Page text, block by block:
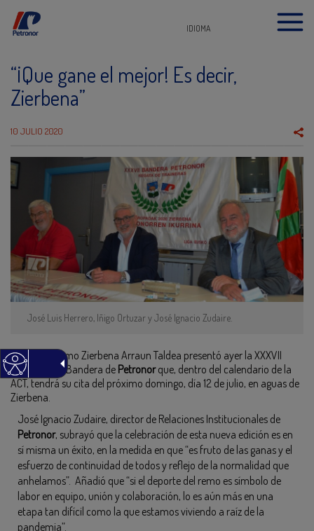
IDIOMA
“¡Que gane el mejor! Es decir,
Zierbena”
10 JULIO 2020
José Luis Herrero, Iñigo Ortuzar y José Ignacio Zudaire.
El Club de Remo Zierbena Arraun Taldea presentó ayer la XXXVII
edición de la Bandera de Petronorque, dentro del calendario de la
ACT, tendrá su cita del próximo domingo, día 12 de julio, en aguas de
Zierbena.
José Ignacio Zudaire, director de Relaciones Institucionales de
Petronor, subrayó que la celebración de esta nueva edición es en
sí misma un éxito, en la medida en que “es fruto de las ganas y el
esfuerzo de continuidad de todos y reflejo de la normalidad que
anhelamos”. Añadió que “si el deporte del remo es símbolo de
labor en equipo, unión y colaboración, lo es aún más en una
etapa tan difícil como la que estamos viviendo a raíz de la
pandemia”.